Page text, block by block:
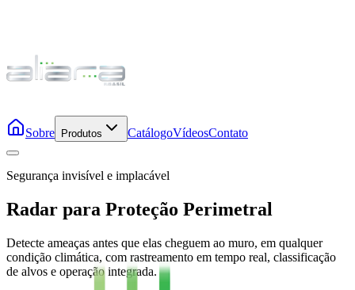
Sobre Produtos CatálogoVídeosContato
Segurança invisível e implacável
Radar para Proteção Perimetral
Detecte ameaças antes que elas cheguem ao muro, em qualquer
condição climática, com rastreamento em tempo real, classificação
de alvos e operação integrada.